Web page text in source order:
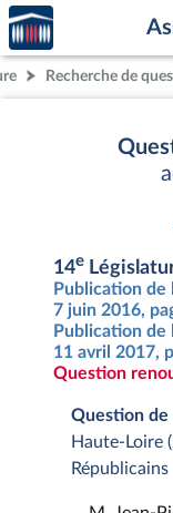
Aller au contenu
Aller en bas de la
Accèder
à la
page
d'accueilRecherche de
14e
Publication de
7 juin 2016,
Publication de
11 avril 2017,
Question
Question de
Haute-Loire
Républicains